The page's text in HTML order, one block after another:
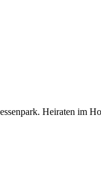
Heiraten im